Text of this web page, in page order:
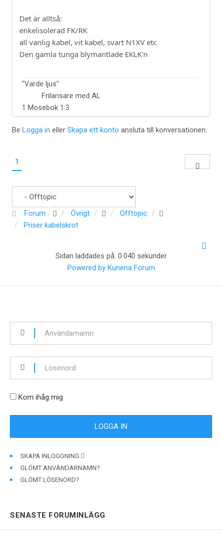
Det är alltså:
enkelisolerad FK/RK
all vanlig kabel, vit kabel, svart N1XV etc
Den gamla tunga blymantlade EKLK'n
"Varde ljus"
Frilansare med AL
1 Mosebok 1:3
Be Logga in eller Skapa ett konto ansluta till konversationen.
1
Forum Övrigt
Offtopic
Priser kabelskrot
Sidan laddades på: 0.040 sekunder
Powered by Kunena Forum
Kom ihåg mig
SKAPA INLOGGNING
GLÖMT ANVÄNDARNAMN?
GLÖMT LÖSENORD?
SENASTE FORUMINLÄGG